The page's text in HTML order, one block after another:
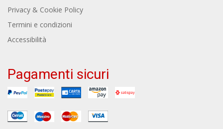
Privacy & Cookie Policy
Termini e condizioni
Accessibilità
Pagamenti sicuri